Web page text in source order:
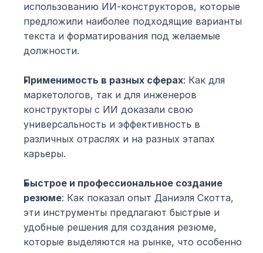
использованию ИИ-конструкторов, которые
предложили наиболее подходящие варианты
текста и форматирования под желаемые
должности.
Применимость в разных сферах: Как для
маркетологов, так и для инженеров
конструкторы с ИИ доказали свою
универсальность и эффективность в
различных отраслях и на разных этапах
карьеры.
Быстрое и профессиональное создание
резюме: Как показал опыт Даниэля Скотта,
эти инструменты предлагают быстрые и
удобные решения для создания резюме,
которые выделяются на рынке, что особенно